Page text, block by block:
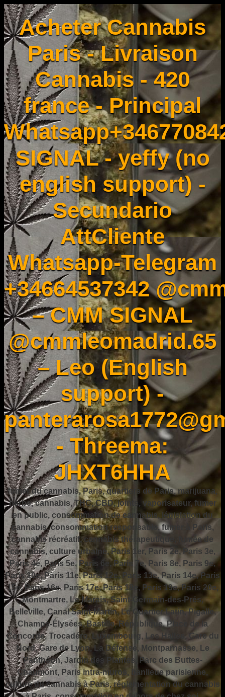
Acheter Cannabis
Paris - Livraison
Cannabis - 420
france - Principal
SIGNAL - yeffy (no
english support) -
Secundario
AttCliente
Whatsapp-Telegram
+34664537342
– CMM SIGNAL
@cmmleomadrid.65
– Leo (English
support) -
- Threema:
JHXT6HHA
fumer du cannabis, Paris, quartiers de Paris, marijuana,
herbe, cannabis, THC, CBD, joints, vaporisateur, fumer
en public, consommation de cannabis, législation du
cannabis, consommation responsable, fumer à Paris,
cannabis récréatif, cannabis thérapeutique, fumée de
cannabis, culture urbaine, Paris 1er, Paris 2e, Paris 3e,
Paris 4e, Paris 5e, Paris 6e, Paris 7e, Paris 8e, Paris 9e,
Paris 10e, Paris 11e, Paris 12e, Paris 13e, Paris 14e, Paris
15e, Paris 16e, Paris 17e, Paris 18e, Paris 19e, Paris 20e,
Montmartre, Le Marais, Saint-Germain-des-Prés,
Belleville, Canal Saint-Martin, Le Quartier Latin, Pigalle,
Champs-Élysées, Bastille, République, Place de la
Concorde, Trocadéro, Luxembourg, Les Halles, Gare du
Nord, Gare de Lyon, La Défense, Montparnasse, Le
Panthéon, Jardin des Plantes, Parc des Buttes-
Chaumont, Paris intra-muros, banlieue parisienne,
culture du cannabis à Paris, réglementation du cannabis